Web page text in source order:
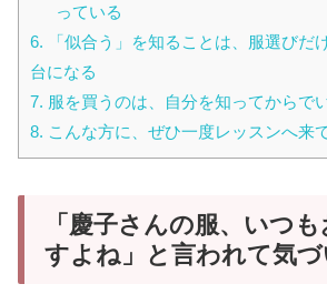
っている
6. 「似合う」を知ることは、服選びだ
台になる
7. 服を買うのは、自分を知ってからでい
8. こんな方に、ぜひ一度レッスンへ来
「慶子さんの服、いつ
すよね」と言われて気